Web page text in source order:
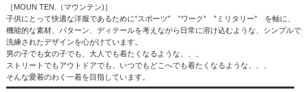
［MOUN TEN.（マウンテン)］
子供にとって快適な洋服であるために”スポーツ” ”ワーク” ”ミリタリー” を軸に、
機能的な素材、パターン、ディテールを考えながら日常に溶け込むような、シンプルで
洗練されたデザインを心がけています。
男の子でも女の子でも、大人でも着たくなるような、、、
ストリートでもアウトドアでも、いつでもどこへでも着たくなるような、、、
そんな愛着のわく一着を目指しています。